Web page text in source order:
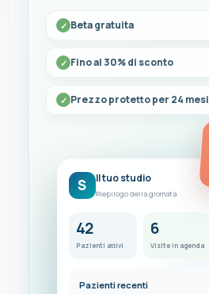
Beta gratuita
Fino al 30% di sconto
Prezzo protetto per 24 mesi
S Il tuo studio
Riepilogo della giornata
42
Pazienti attivi
6
Visite in agenda
Pazienti recenti